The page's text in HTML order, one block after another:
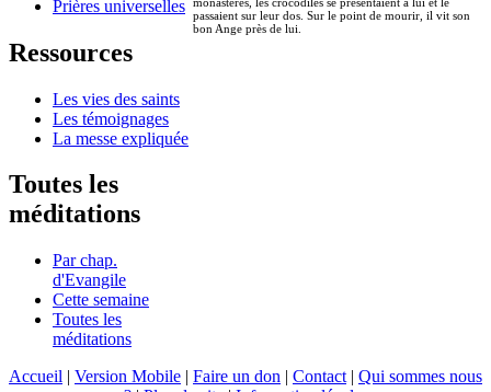
Prières universelles
Ressources
Les vies des saints
Les témoignages
La messe expliquée
Toutes les
méditations
Par chap.
d'Evangile
Cette semaine
Toutes les
méditations
passaient sur leur dos. Sur le point de mourir, il vit son
bon Ange près de lui.
Accueil | Version Mobile | Faire un don | Contact | Qui sommes nous